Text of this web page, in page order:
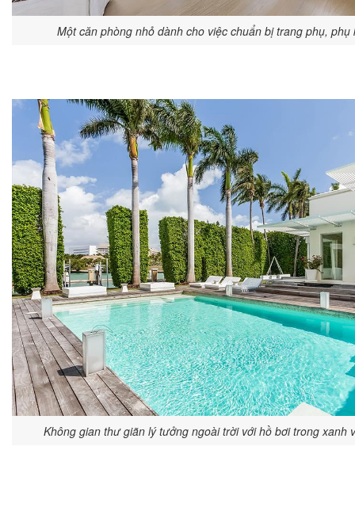
Một căn phòng nhỏ dành cho việc chuẩn bị trang phụ,
Không gian thư giãn lý tưởng ngoài trời với hồ bơi trong xanh